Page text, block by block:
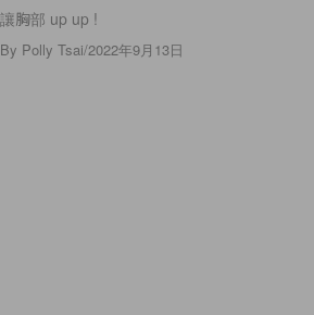
讓胸部 up up !
By Polly Tsai/2022年9月13日